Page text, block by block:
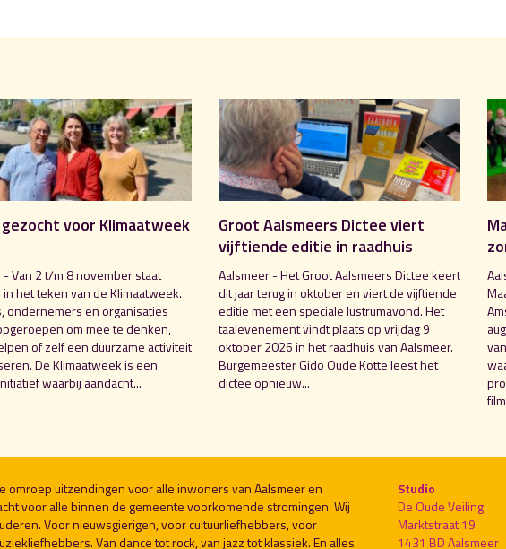
voor Klimaatweek
- Van 2 t/m 8 november staat
het teken van de Klimaatweek.
ondernemers en organisaties
om mee te denken,
of zelf een duurzame activiteit
De Klimaatweek is een
waarbij aandacht...
Groot Aalsmeers Dictee viert
vijftiende editie in raadhuis
Aalsmeer - Het Groot Aalsmeers Dictee keert
dit jaar terug in oktober en viert de vijftiende
editie met een speciale lustrumavond. Het
taalevenement vindt plaats op vrijdag 9
oktober 2026 in het raadhuis van Aalsmeer.
Burgemeester Gido Oude Kotte leest het
dictee opnieuw...
omroep uitzendingen voor alle inwoners van Aalsmeer en
voor alle binnen de gemeente voorkomende stromingen. Wij
Voor nieuwsgierigen, voor cultuurliefhebbers, voor
Van dance tot rock, van jazz tot klassiek. En alles
Studio
De Oude Veiling
Marktstraat 19
1431 BD Aalsmeer